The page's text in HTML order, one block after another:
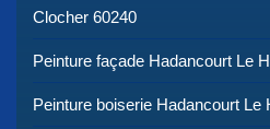
Clocher 60240
Peinture façade Hadancourt Le
Peinture boiserie Hadancourt Le